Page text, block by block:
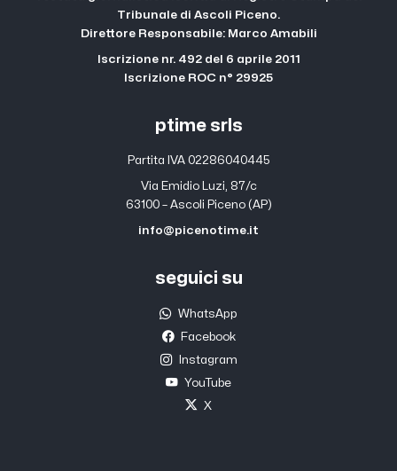
Tribunale di Ascoli Piceno.
Direttore Responsabile: Marco Amabili
Iscrizione nr. 492 del 6 aprile 2011
Iscrizione ROC n° 29925
ptime srls
Partita IVA 02286040445
Via Emidio Luzi, 87/c
63100 – Ascoli Piceno (AP)
info@picenotime.it
seguici su
WhatsApp
Facebook
Instagram
YouTube
X